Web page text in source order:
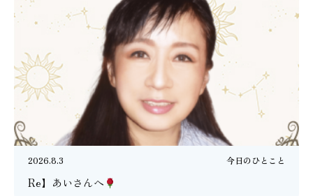
2026.8.3 今日のひとこと
Re】あいさんへ